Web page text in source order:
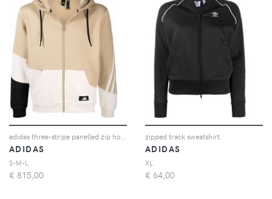
ADIDAS
S-M-L
€ 815,00
zipped track sweatshirt
ADIDAS
XL
€ 64,00